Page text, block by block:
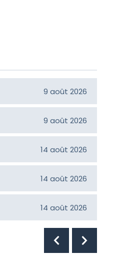
9 août 2026
9 août 2026
14 août 2026
14 août 2026
14 août 2026